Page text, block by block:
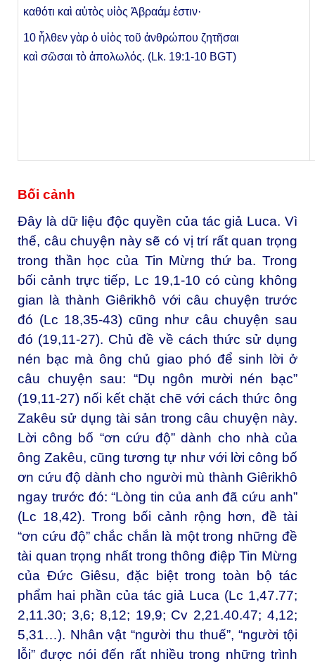
καθότι καὶ αὐτὸς υἱὸς Ἀβραάμ ἐστιν·
10 ἦλθεν γὰρ ὁ υἱὸς τοῦ ἀνθρώπου ζητῆσαι
καὶ σῶσαι τὸ ἀπολωλός. (Lk. 19:1-10 BGT)
Bối cảnh
Đây là dữ liệu độc quyền của tác giả Luca. Vì
thế, câu chuyện này sẽ có vị trí rất quan trọng
trong thần học của Tin Mừng thứ ba. Trong
bối cảnh trực tiếp, Lc 19,1-10 có cùng không
gian là thành Giêrikhô với câu chuyện trước
đó (Lc 18,35-43) cũng như câu chuyện sau
đó (19,11-27). Chủ đề về cách thức sử dụng
nén bạc mà ông chủ giao phó để sinh lời ở
câu chuyện sau: “Dụ ngôn mười nén bạc”
(19,11-27) nối kết chặt chẽ với cách thức ông
Zakêu sử dụng tài sản trong câu chuyện này.
Lời công bố “ơn cứu độ” dành cho nhà của
ông Zakêu, cũng tương tự như với lời công bố
ơn cứu độ dành cho người mù thành Giêrikhô
ngay trước đó: “Lòng tin của anh đã cứu anh”
(Lc 18,42). Trong bối cảnh rộng hơn, đề tài
“ơn cứu độ” chắc chắn là một trong những đề
tài quan trọng nhất trong thông điệp Tin Mừng
của Đức Giêsu, đặc biệt trong toàn bộ tác
phẩm hai phần của tác giả Luca (Lc 1,47.77;
2,11.30; 3,6; 8,12; 19,9; Cv 2,21.40.47; 4,12;
5,31…). Nhân vật “người thu thuế”, “người tội
lỗi” được nói đến rất nhiều trong những trình